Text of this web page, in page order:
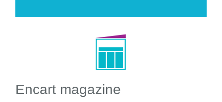
Encart magazine